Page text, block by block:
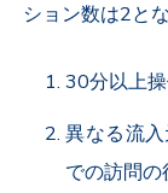
ション数は2と
30分以上
異なる流
での訪問の